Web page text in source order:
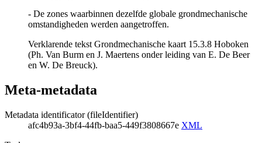
- De zones waarbinnen dezelfde globale grondmechanische
omstandigheden werden aangetroffen.
Verklarende tekst Grondmechanische kaart 15.3.8 Hoboken
(Ph. Van Burm en J. Maertens onder leiding van E. De Beer
en W. De Breuck).
Meta-metadata
Metadata identificator (fileIdentifier)
afc4b93a-3bf4-44fb-baa5-449f3808667e XML